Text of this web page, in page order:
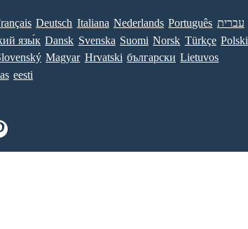
Deutsch Italiana Nederlands Português עברית
язы́к Dansk Svenska Suomi Norsk Türkçe Polski
Magyar Hrvatski български Lietuvos
eesti